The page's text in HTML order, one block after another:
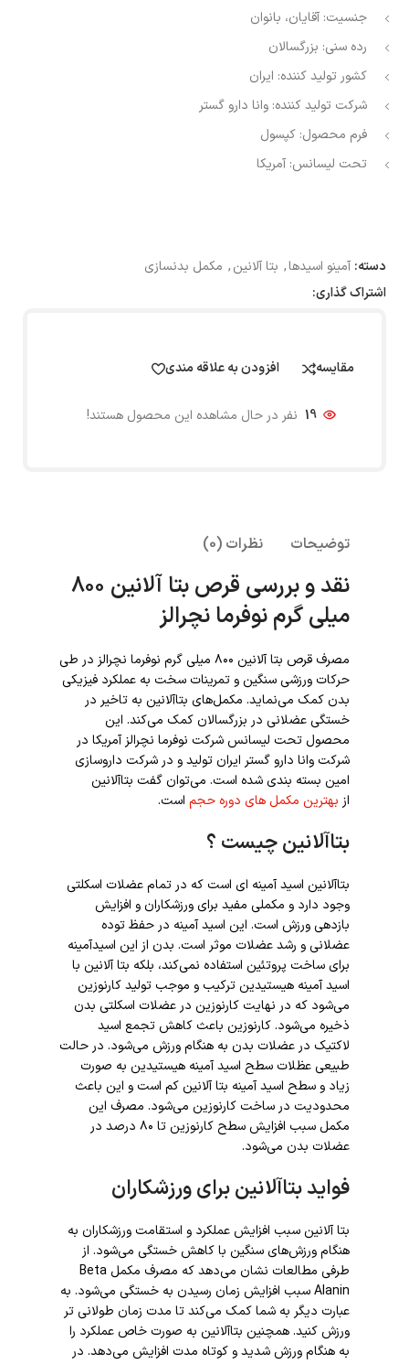
جنسیت: آقایان، بانوان
رده سنی: بزرگسالان
کشور تولید کننده: ایران
شرکت تولید کننده: وانا دارو گستر
فرم محصول: کپسول
تحت لیسانس: آمریکا
دسته: آمینو اسیدها, بتا آلانین, مکمل بدنسازی
اشتراک گذاری:
مقایسه افزودن به علاقه مندی
19 نفر در حال مشاهده این محصول هستند!
توضیحات نظرات (0)
نقد و بررسی قرص بتا آلانین ۸۰۰
میلی گرم نوفرما نچرالز
مصرف قرص بتا آلانین ۸۰۰ میلی گرم نوفرما نچرالز در طی
حرکات ورزشی سنگین و تمرینات سخت به عملکرد فیزیکی
بدن کمک می‌نماید. مکمل‌های بتاآلانین به تاخیر در
خستگی عضلانی در بزرگسالان کمک می‌کند. این
محصول تحت لیسانس شرکت نوفرما نچرالز آمریکا در
شرکت وانا دارو گستر ایران تولید و در شرکت داروسازی
امین بسته بندی شده است. می‌توان گفت بتاآلانین
از بهترین مکمل های دوره حجم است.
بتاآلانین چیست ؟
بتاآلانین اسید آمینه ای است که در تمام عضلات اسکلتی
وجود دارد و مکملی مفید برای ورزشکاران و افزایش
بازدهی ورزش است. این اسید آمینه در حفظ توده
عضلانی و رشد عضلات موثر است. بدن از این اسیدآمینه
برای ساخت پروتئین استفاده نمی‌کند، بلکه بتا آلانین با
اسید آمینه هیستیدین ترکیب و موجب تولید کارنوزین
می‌شود که در نهایت کارنوزین در عضلات اسکلتی بدن
ذخیره می‌شود. کارنوزین باعث کاهش تجمع اسید
لاکتیک در عضلات بدن به هنگام ورزش می‌شود. در حالت
طبیعی عظلات سطح اسید آمینه هیستیدین به صورت
زیاد و سطح اسید آمینه بتا آلانین کم است و این باعث
محدودیت در ساخت کارنوزین می‌شود. مصرف این
مکمل سبب افزایش سطح کارنوزین تا ۸۰ درصد در
عضلات بدن می‌شود.
فواید بتاآلانین برای ورزشکاران
بتا آلانین سبب افزایش عملکرد و استقامت ورزشکاران به
هنگام ورزش‌های سنگین با کاهش خستگی می‌شود. از
طرفی مطالعات نشان می‌دهد که مصرف مکمل Beta
Alanin سبب افزایش زمان رسیدن به خستگی می‌شود. به
عبارت دیگر به شما کمک می‌کند تا مدت زمان طولانی تر
ورزش کنید. همچنین بتاآلانین به صورت خاص عملکرد را
به هنگام ورزش شدید و کوتاه مدت افزایش می‌دهد. در